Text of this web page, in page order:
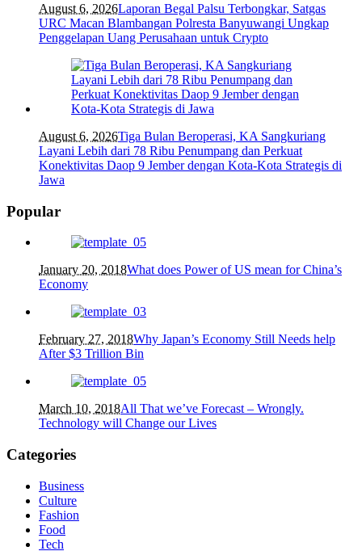
August 6, 2026Laporan Begal Palsu Terbongkar, Satgas
URC Macan Blambangan Polresta Banyuwangi Ungkap
Penggelapan Uang Perusahaan untuk Crypto
August 6, 2026Tiga Bulan Beroperasi, KA Sangkuriang
Layani Lebih dari 78 Ribu Penumpang dan Perkuat
Konektivitas Daop 9 Jember dengan Kota-Kota Strategis di
Jawa
Popular
January 20, 2018What does Power of US mean for China’s
Economy
February 27, 2018Why Japan’s Economy Still Needs help
After $3 Trillion Bin
March 10, 2018All That we’ve Forecast – Wrongly.
Technology will Change our Lives
Categories
Business
Culture
Fashion
Food
Tech